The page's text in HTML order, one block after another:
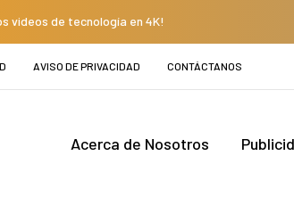
videos de tecnología en 4K!
AVISO DE PRIVACIDAD CONTÁCTANOS
Acerca de Nosotros